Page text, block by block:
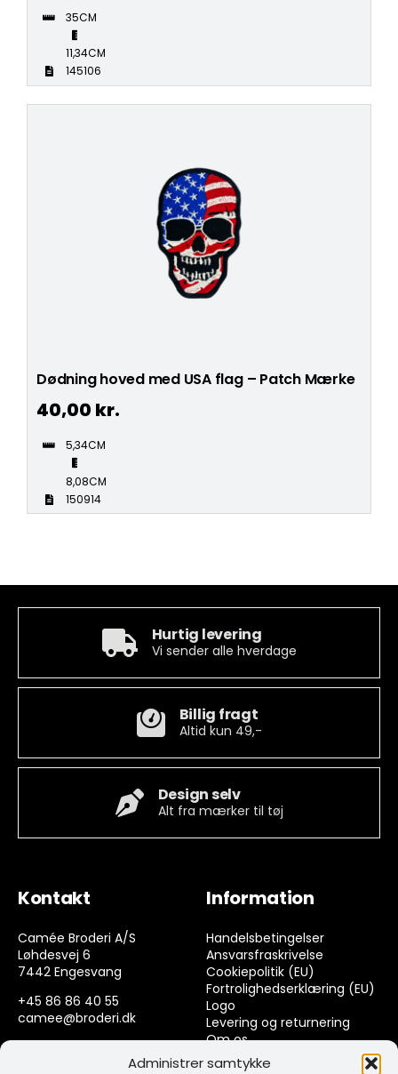
Administrer samtykke
35CM
11,34CM
145106
Dødning hoved med USA flag – Patch Mærke
40,00 kr.
5,34CM
8,08CM
150914
Hurtig levering
Vi sender alle hverdage
Billig fragt
Altid kun 49,-
Design selv
Alt fra mærker til tøj
Kontakt
Camée Broderi A/S
Løhdesvej 6
7442 Engesvang
+45 86 86 40 55
camee@broderi.dk
Information
Handelsbetingelser
Ansvarsfraskrivelse
Cookiepolitik (EU)
Fortrolighedserklæring (EU)
Logo
Levering og returnering
Om os
Kontakt